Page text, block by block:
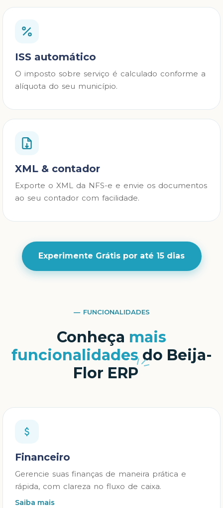
ISS automático
O imposto sobre serviço é calculado conforme a
alíquota do seu município.
XML & contador
Exporte o XML da NFS-e e envie os documentos
ao seu contador com facilidade.
Experimente Grátis por até 15 dias
— FUNCIONALIDADES
Conheça mais
funcionalidadesdo Beija-
Flor ERP
Financeiro
Gerencie suas finanças de maneira prática e
rápida, com clareza no fluxo de caixa.
Saiba mais